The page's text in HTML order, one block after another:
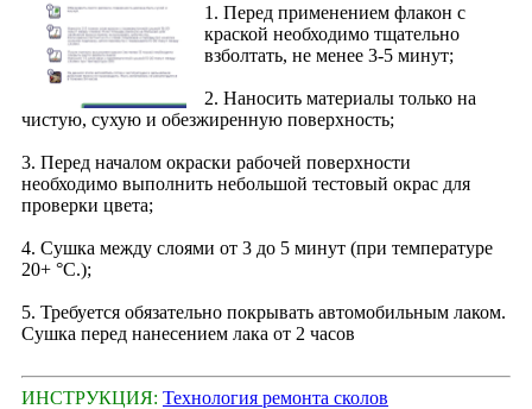
1. Перед применением флакон с
краской необходимо тщательно
взболтать, не менее 3-5 минут;
2. Наносить материалы только на
чистую, сухую и обезжиренную поверхность;
3. Перед началом окраски рабочей поверхности
необходимо выполнить небольшой тестовый окрас для
проверки цвета;
4. Сушка между слоями от 3 до 5 минут (при температуре
20+ °С.);
5. Требуется обязательно покрывать автомобильным лаком.
Сушка перед нанесением лака от 2 часов
ИНСТРУКЦИЯ: Технология ремонта сколов